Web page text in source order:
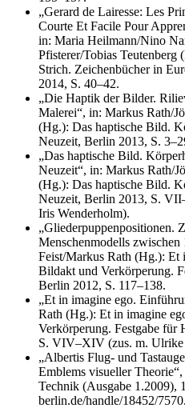
„Gerard de Lairesse: Les
Courte Et Facile Pour
in: Maria Heilmann/Nino
Pfisterer/Tobias
Strich. Zeichenbücher in
2014, S. 40–42.
„Die Haptik der Bilder.
Malerei“, in: Markus Rath/
(Hg.): Das haptische Bild.
Neuzeit, Berlin 2013, S.
„Das haptische Bild.
Neuzeit“, in: Markus Rath/
(Hg.): Das haptische Bild.
Neuzeit, Berlin 2013, S.
Iris Wenderholm).
„Gliederpuppenpositionen.
Menschenmodells
Feist/Markus Rath (Hg.): Et
Bildakt und Verkörperung.
Berlin 2012, S. 117–138.
„Et in imagine ego.
Rath (Hg.): Et in imagine
Verkörperung. Festgabe für
S. VIV–XIV (zus. m. Ulrike
„Albertis Flug- und
Emblems visueller
Technik (Ausgabe 1.2009),
berlin.de/handle/18452/7570.